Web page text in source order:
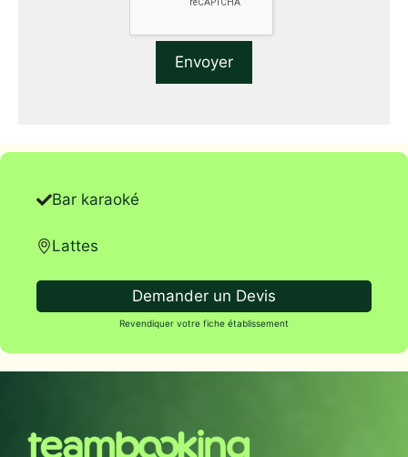
Bar karaoké
Lattes
Demander un Devis
Revendiquer votre fiche établissement